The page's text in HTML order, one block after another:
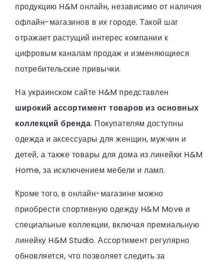
продукцию H&M онлайн, независимо от наличия
офлайн-магазинов в их городе. Такой шаг
отражает растущий интерес компании к
цифровым каналам продаж и изменяющиеся
потребительские привычки.
На украинском сайте H&M представлен
широкий ассортимент товаров из основных
коллекций бренда. Покупателям доступны
одежда и аксессуары для женщин, мужчин и
детей, а также товары для дома из линейки H&M
Home, за исключением мебели и ламп.
Кроме того, в онлайн-магазине можно
приобрести спортивную одежду H&M Move и
специальные коллекции, включая премиальную
линейку H&M Studio. Ассортимент регулярно
обновляется, что позволяет следить за